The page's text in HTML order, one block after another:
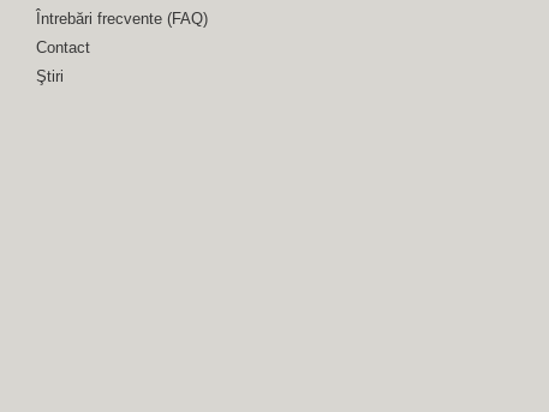
Întrebări frecvente (FAQ)
Contact
Ştiri